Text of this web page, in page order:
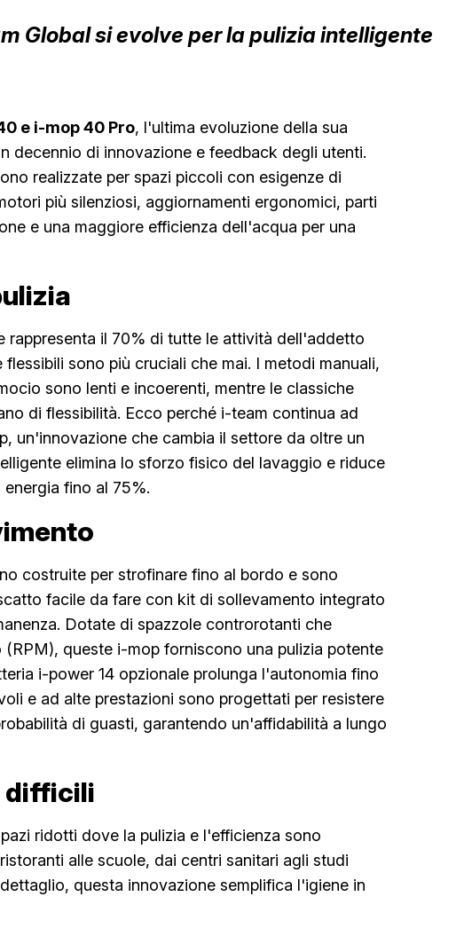
Global si evolve per la pulizia intelligente
e i-mop 40 Pro, l'ultima evoluzione della sua
decennio di innovazione e feedback degli utenti.
realizzate per spazi piccoli con esigenze di
più silenziosi, aggiornamenti ergonomici, parti
e una maggiore efficienza dell'acqua per una
rappresenta il 70% di tutte le attività dell'addetto
sono più cruciali che mai. I metodi manuali,
sono lenti e incoerenti, mentre le classiche
di flessibilità. Ecco perché i-team continua ad
un'innovazione che cambia il settore da oltre un
elimina lo sforzo fisico del lavaggio e riduce
fino al 75%.
costruite per strofinare fino al bordo e sono
facile da fare con kit di sollevamento integrato
Dotate di spazzole controrotanti che
queste i-mop forniscono una pulizia potente
i-power 14 opzionale prolunga l'autonomia fino
e ad alte prestazioni sono progettati per resistere
di guasti, garantendo un'affidabilità a lungo
difficili
ridotti dove la pulizia e l'efficienza sono
alle scuole, dai centri sanitari agli studi
questa innovazione semplifica l'igiene in